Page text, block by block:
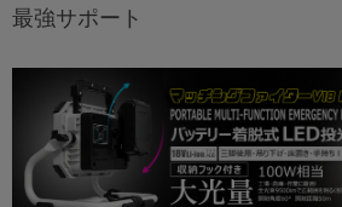
最強サポート